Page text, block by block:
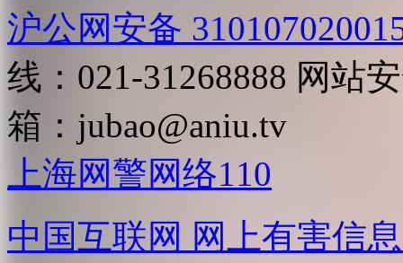
沪公网安备
线：021-31268888 网站
箱： jubao@aniu.tv
上海网警网络110
中国互联网 网上有害信